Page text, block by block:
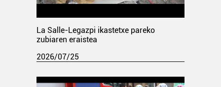
La Salle-Legazpi ikastetxe pareko
zubiaren eraistea
2026/07/25